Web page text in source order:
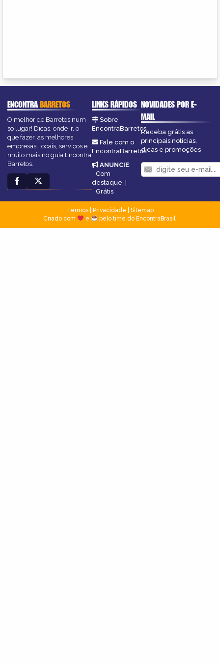
ENCONTRABARRETOS
O melhor de Barretos num
só lugar! Dicas, onde ir, o
que fazer, as melhores
empresas, locais, serviços e
muito mais no guia Encontra
Barretos.
LINKS RÁPIDOS
Sobre
EncontraBarretos
Fale com o
EncontraBarretos
ANUNCIE:
Com
destaque |
Grátis
NOVIDADES POR E-
MAIL
Receba grátis as
principais notícias,
dicas e promoções
Termos| Privacidade
Sitemap
Criado com
e pelo time do EncontraBrasil